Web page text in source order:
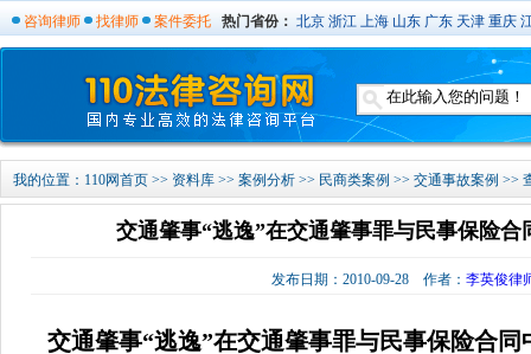
咨询律师 找律师 案件委托 热门省份： 北京 浙江 上海 山东 广东 天津 重庆
我的位置： 110网首页 >> 资料库 >> 案例分析 >> 民商类案例 >> 交通事故案例 >>
交通肇事“逃逸”在交通肇事罪与民事保险合
发布日期：2010-09-28 作者： 李英俊律
交通肇事“逃逸”在交通肇事罪与民事保险合同